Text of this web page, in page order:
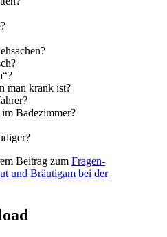
man krank ist?
Badezimmer?
Beitrag zum Fragen-
und Bräutigam bei der